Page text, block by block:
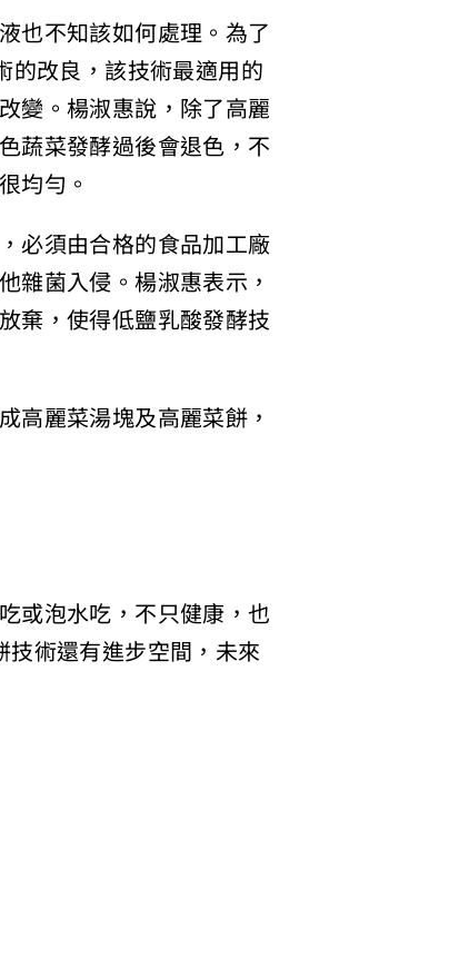
也不知該如何處理。為了
改良，該技術最適用的
變。楊淑惠說，除了高麗
蔬菜發酵過後會退色，不
均勻。
必須由合格的食品加工廠
菌入侵。楊淑惠表示，
棄，使得低鹽乳酸發酵技
麗菜湯塊及高麗菜餅，
或泡水吃，不只健康，也
術還有進步空間，未來